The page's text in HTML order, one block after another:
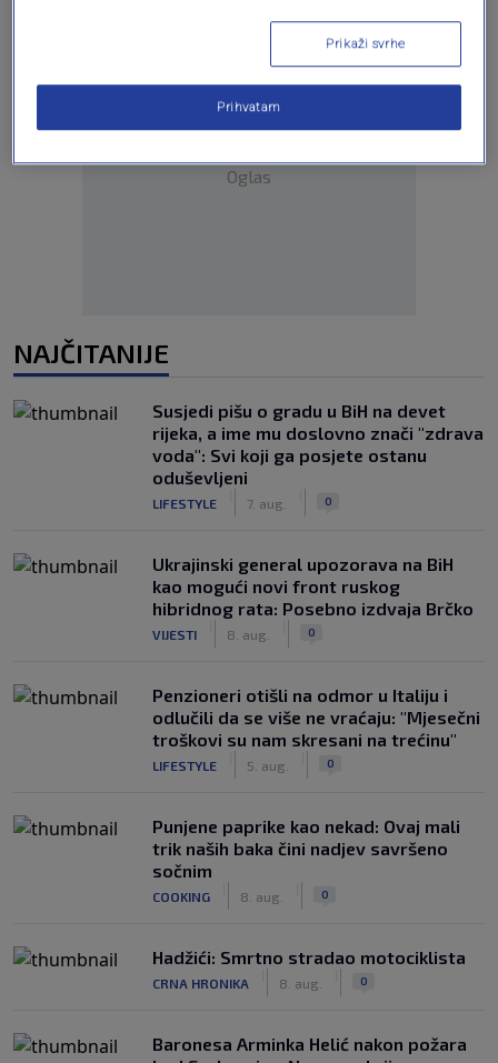
Oglas
NAJČITANIJE
Susjedi pišu o gradu u BiH na devet
rijeka, a ime mu doslovno znači "zdrava
voda": Svi koji ga posjete ostanu
oduševljeni
LIFESTYLE 7. aug. 0
Ukrajinski general upozorava na BiH
kao mogući novi front ruskog
hibridnog rata: Posebno izdvaja Brčko
VIJESTI 8. aug. 0
Penzioneri otišli na odmor u Italiju i
odlučili da se više ne vraćaju: "Mjesečni
troškovi su nam skresani na trećinu"
LIFESTYLE 5. aug. 0
Punjene paprike kao nekad: Ovaj mali
trik naših baka čini nadjev savršeno
sočnim
COOKING 8. aug. 0
Hadžići: Smrtno stradao motociklista
CRNA HRONIKA 8. aug. 0
Baronesa Arminka Helić nakon požara
Prikaži svrhe
Prihvatam